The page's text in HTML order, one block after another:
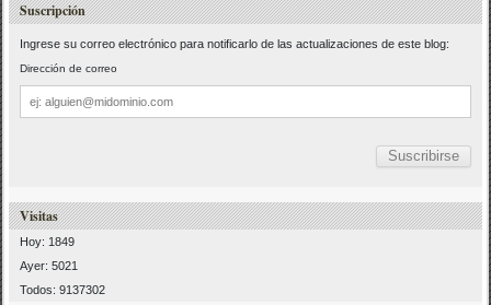
Suscripción
Ingrese su correo electrónico para notificarlo de las actualizaciones de este blog:
Dirección de correo
Dirección
de
correo
Visitas
Hoy: 1849
Ayer: 5021
Todos: 9137302